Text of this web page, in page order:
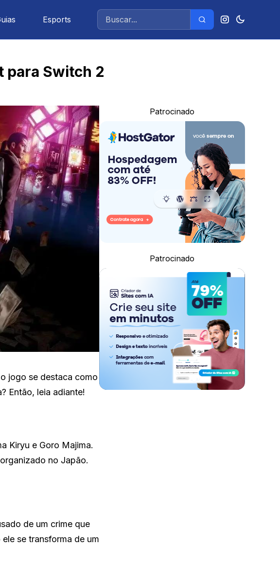
Esports
para Switch 2
jogo se destaca como
Então, leia adiante!
Kiryu e Goro Majima.
no Japão.
de um crime que
se transforma de um
Patrocinado
Patrocinado